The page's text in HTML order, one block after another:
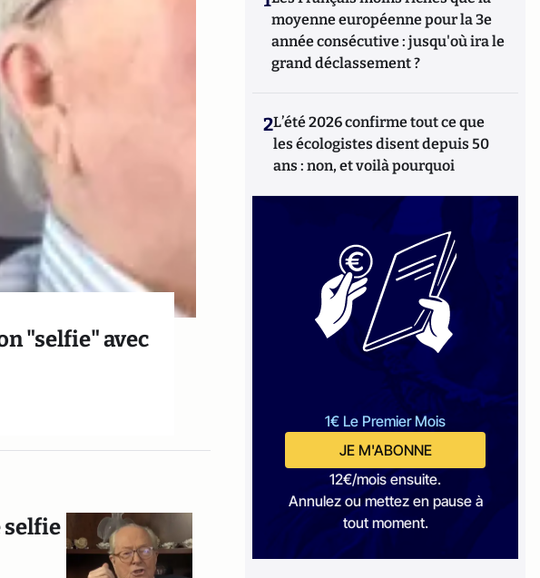
"selfie" avec
selfie
moyenne européenne pour la 3e
année consécutive : jusqu'où ira le
grand déclassement ?
2L’été 2026 confirme tout ce que
les écologistes disent depuis 50
ans : non, et voilà pourquoi
1€ Le Premier Mois
JE M'ABONNE
12€/mois ensuite.
Annulez ou mettez en pause à
tout moment.